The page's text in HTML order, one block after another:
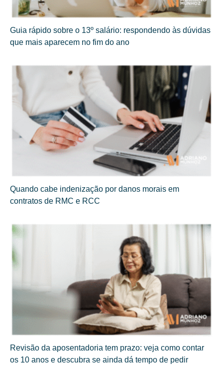
Guia rápido sobre o 13º salário: respondendo às dúvidas
que mais aparecem no fim do ano
Quando cabe indenização por danos morais em
contratos de RMC e RCC
Revisão da aposentadoria tem prazo: veja como contar
os 10 anos e descubra se ainda dá tempo de pedir